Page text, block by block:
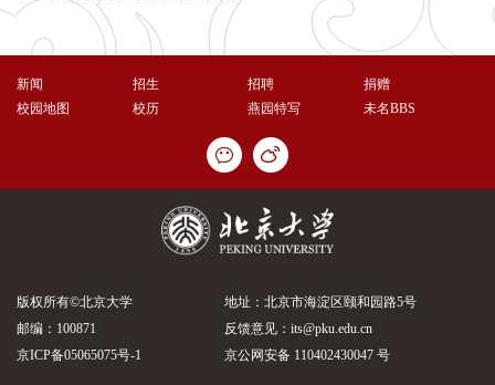
新闻 招生 招聘
捐赠
校园地图
校历 燕园特写 未名BBS
版权所有©北京大学
地址：北京市海淀区颐和园路5号
邮编：100871
反馈意见：its@pku.edu.cn
京ICP备05065075号-1
京公网安备 110402430047 号